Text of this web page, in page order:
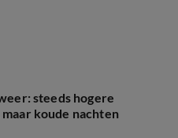
steeds hogere
koude nachten